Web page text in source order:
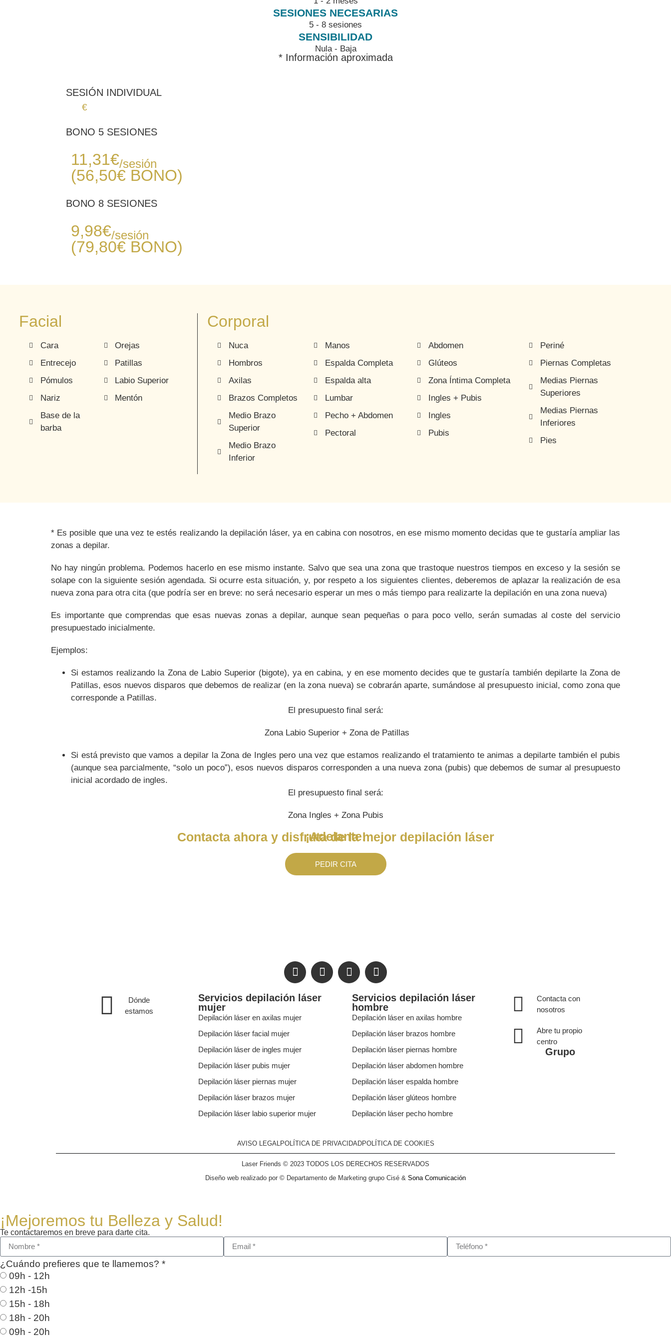
5 - 8 sesiones
Nula - Baja
* Información aproximada
SESIÓN INDIVIDUAL
€
BONO 5 SESIONES
11,31€/sesión
(56,50€ BONO)
BONO 8 SESIONES
9,98€/sesión
(79,80€ BONO)
Facial
Cara
Entrecejo
Pómulos
Nariz
Base de la
barba
Orejas
Patillas
Labio Superior
Mentón
Corporal
Nuca
Hombros
Axilas
Brazos Completos
Medio Brazo
Superior
Medio Brazo
Inferior
Manos
Espalda Completa
Espalda alta
Lumbar
Pecho + Abdomen
Pectoral
Abdomen
Glúteos
Zona Íntima Completa
Ingles + Pubis
Ingles
Pubis
Periné
Piernas Completas
Medias Piernas
Superiores
Medias Piernas
Inferiores
Pies
* Es posible que una vez te estés realizando la depilación láser, ya en cabina con nosotros, en ese mismo momentodecidas que te gustaría ampliar las
zonas a depilar.
No hay ningún problema. Podemos hacerlo en ese mismo instante. Salvo que sea una zona que trastoque nuestros tiempos en exceso y la sesión se
solape con la siguiente sesión agendada. Si ocurre esta situación, y, por respeto a los siguientes clientes, deberemos de aplazar la realización de esa
nueva zona para otra cita (que podría ser en breve: no será necesario esperar un mes o más tiempo para realizarte la depilación en una zona nueva)
Es importante que comprendas que esas nuevas zonas a depilar, aunque sean pequeñas o para poco vello, serán sumadas al coste del servicio
presupuestado inicialmente.
Ejemplos:
Si estamos realizando la Zona de Labio Superior (bigote), ya en cabina, y en ese momento decides que te gustaría también depilarte la Zona de
Patillas, esos nuevos disparos que debemos de realizar (en la zona nueva) se cobrarán aparte, sumándose al presupuesto inicial, como zona que
corresponde a Patillas.
El presupuesto final será:
Zona Labio Superior + Zona de Patillas
Si está previsto que vamos a depilar la Zona de Ingles pero una vez que estamos realizando el tratamiento te animas a depilarte también el pubis
(aunque sea parcialmente, “solo un poco”), esos nuevos disparos corresponden a una nueva zona (pubis) que debemos de sumar al presupuesto
inicial acordado de ingles.
El presupuesto final será:
Zona Ingles + Zona Pubis
¡Adelante!
Contacta ahora y disfruta de la mejor depilación láser
PEDIR CITA
Dónde
estamos
Servicios depilación láser
mujer
Depilación láser en axilas mujer
Depilación láser facial mujer
Depilación láser de ingles mujer
Depilación láser pubis mujer
Depilación láser piernas mujer
Depilación láser brazos mujer
Depilación láser labio superior mujer
Servicios depilación láser
hombre
Depilación láser en axilas hombre
Depilación láser brazos hombre
Depilación láser piernas hombre
Depilación láser abdomen hombre
Depilación láser espalda hombre
Depilación láser glúteos hombre
Depilación láser pecho hombre
Contacta con
nosotros
Abre tu propio
centro
Grupo
AVISO LEGAL POLÍTICA DE PRIVACIDADPOLÍTICA DE COOKIES
Laser Friends © 2023 TODOS LOS DERECHOS RESERVADOS
Diseño web realizado por © Departamento de Marketing grupo Cisé & Sona Comunicación
¡Mejoremos tu Belleza y Salud!
Te contactaremos en breve para darte cita.
¿Cuándo prefieres que te llamemos? *
09h - 12h
12h -15h
15h - 18h
18h - 20h
09h - 20h